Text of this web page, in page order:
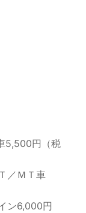
5,500円（税
／ＭＴ車
ン6,000円